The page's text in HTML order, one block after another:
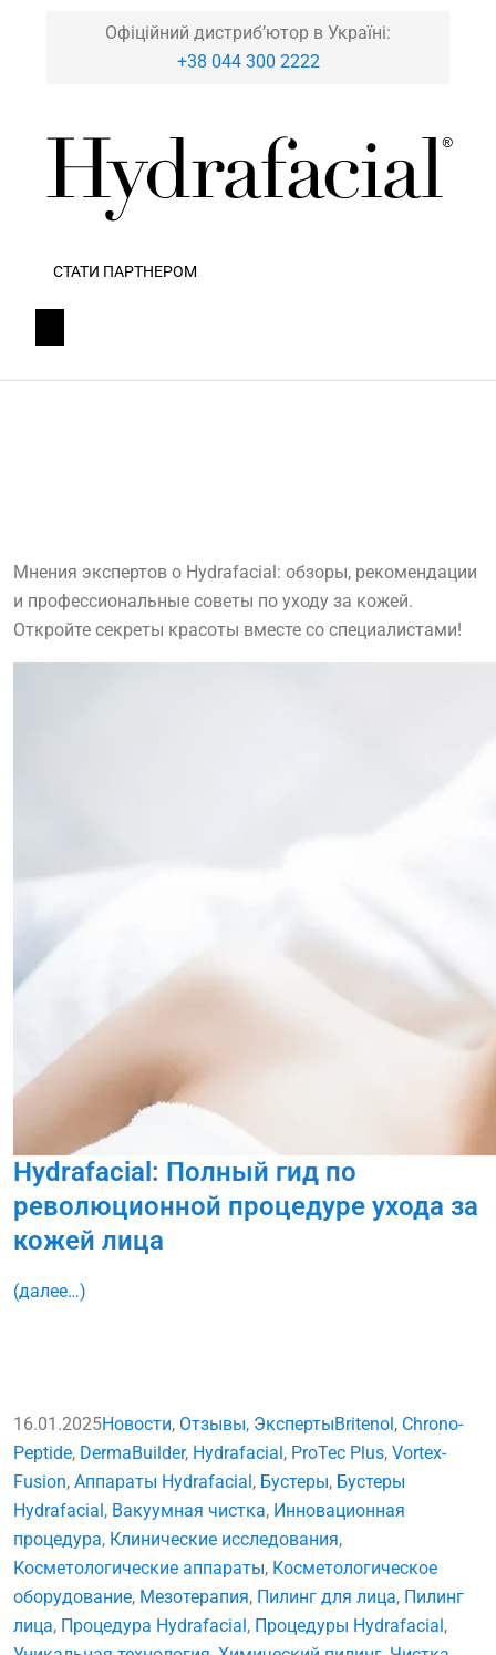
Офіційний дистриб’ютор в Україні:
+38 044 300 2222
СТАТИ ПАРТНЕРОМ
Мнения экспертов о Hydrafacial: обзоры, рекомендации
и профессиональные советы по уходу за кожей.
Откройте секреты красоты вместе со специалистами!
Hydrafacial: Полный гид по
революционной процедуре ухода за
кожей лица
(далее…)
16.01.2025Новости, Отзывы, ЭкспертыBritenol , Chrono-
Peptide, DermaBuilder, Hydrafacial , ProTec Plus, Vortex-
Fusion, Аппараты Hydrafacial , Бустеры, Бустеры
Hydrafacial , Вакуумная чистка, Инновационная
процедура, Клинические исследования,
Косметологические аппараты, Косметологическое
оборудование, Мезотерапия, Пилинг для лица, Пилинг
лица, Процедура Hydrafacial , Процедуры Hydrafacial ,